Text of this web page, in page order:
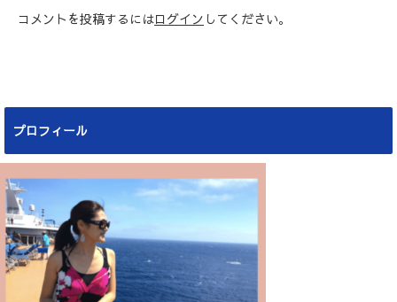
コメントを投稿するにはログイン してください。
プロフィール